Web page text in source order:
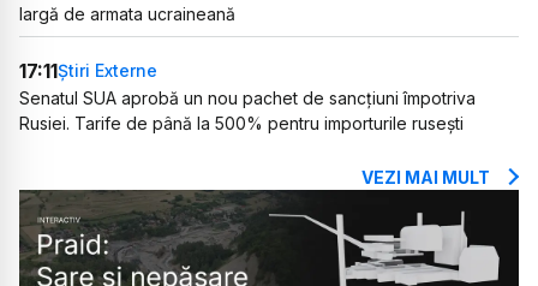
largă de armata ucraineană
17:11Știri Externe
Senatul SUA aprobă un nou pachet de sancțiuni împotriva
Rusiei. Tarife de până la 500% pentru importurile rusești
VEZI MAI MULT